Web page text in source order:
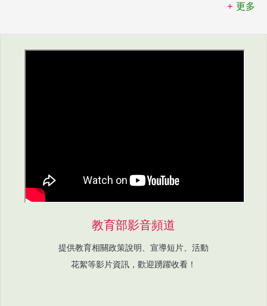
更多
教育部影音頻道
提供教育相關政策說明、宣導短片、活動
花絮等影片資訊，歡迎踴躍收看！